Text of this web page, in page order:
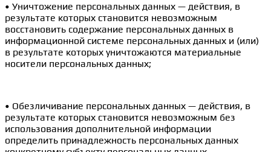
• Уничтожение персональных данных — действия, в
результате которых становится невозможным
восстановить содержание персональных данных в
информационной системе персональных данных и (или)
в результате которых уничтожаются материальные
носители персональных данных;
• Обезличивание персональных данных — действия, в
результате которых становится невозможным без
использования дополнительной информации
определить принадлежность персональных данных